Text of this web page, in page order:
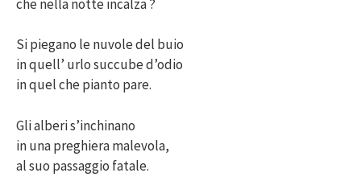
che nella notte incalza ?
Si piegano le nuvole del buio
in quell’ urlo succube d’odio
in quel che pianto pare.
Gli alberi s’inchinano
in una preghiera malevola,
al suo passaggio fatale.